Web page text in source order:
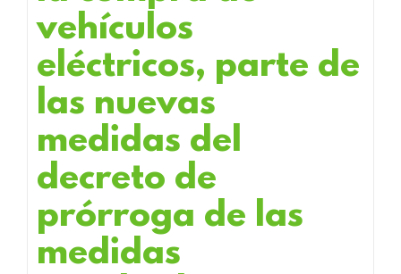
vehículos
eléctricos, parte de
las nuevas
medidas del
decreto de
prórroga de las
medidas